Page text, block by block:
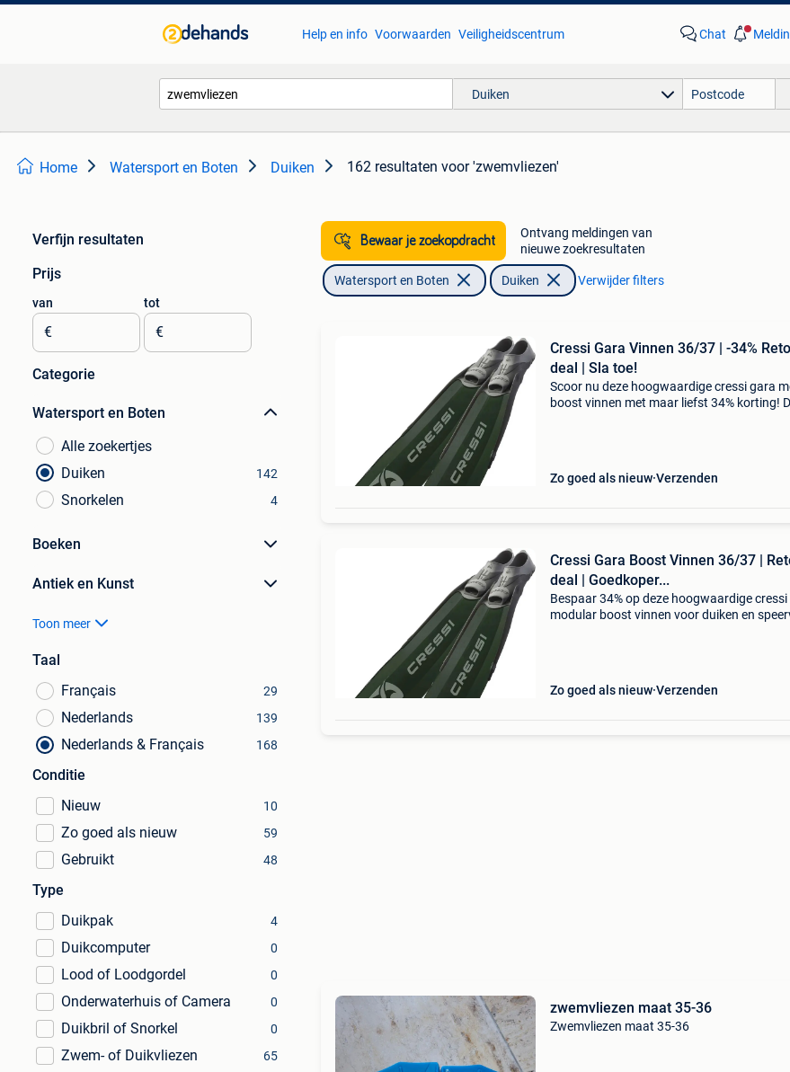
Help en info Voorwaarden Veiligheidscentrum Chat
Duiken
Home Watersport en Boten Duiken 162 resultaten voor 'zwemvliezen'
Verfijn resultaten
Prijs
van
€
tot
€
Categorie
Watersport en Boten
Alle zoekertjes
Duiken
142
Snorkelen 4
Boeken
Antiek en Kunst
Toon meer
Taal
Français
29
Nederlands 139
Nederlands & Français 168
Conditie
Nieuw
10
Zo goed als nieuw 59
Gebruikt 48
Type
Duikpak
4
Duikcomputer 0
Lood of Loodgordel 0
Onderwaterhuis of Camera 0
Duikbril of Snorkel 0
Zwem- of Duikvliezen 65
Bewaar je zoekopdracht
Ontvang meldingen van
nieuwe zoekresultaten
Watersport en Boten Duiken Verwijder filters
Cressi Gara Vinnen 36/37 | -34%
deal | Sla toe!
Scoor nu deze hoogwaardige cressi gara
boost vinnen met maar liefst 34% korting!
Zo goed als nieuw Verzenden
Cressi Gara Boost Vinnen 36/37 |
deal | Goedkoper...
Bespaar 34% op deze hoogwaardige cressi
modular boost vinnen voor duiken en
Zo goed als nieuw Verzenden
zwemvliezen maat 35-36
Zwemvliezen maat 35-36